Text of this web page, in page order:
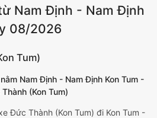
Nam Định - Nam Định
08/2026
Tum)
Nam Định - Nam Định Kon Tum -
(Kon Tum)
Đức Thành (Kon Tum) đi Kon Tum -